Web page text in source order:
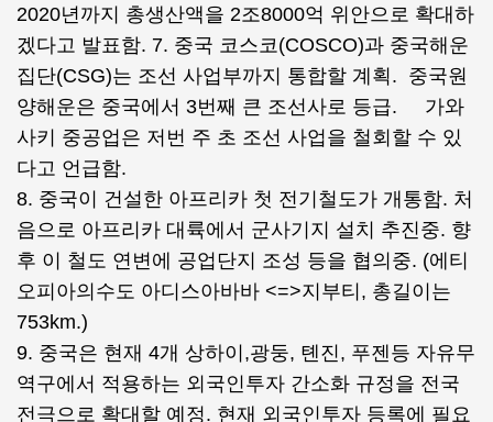
2020년까지 총생산액을 2조8000억 위안으로 확대하
겠다고 발표함. 7. 중국 코스코(COSCO)과 중국해운
집단(CSG)는 조선 사업부까지 통합할 계획. 중국원
양해운은 중국에서 3번째 큰 조선사로 등급. 가와
사키 중공업은 저번 주 초 조선 사업을 철회할 수 있
다고 언급함.
8. 중국이 건설한 아프리카 첫 전기철도가 개통함. 처
음으로 아프리카 대륙에서 군사기지 설치 추진중. 향
후 이 철도 연변에 공업단지 조성 등을 협의중. (에티
오피아의수도 아디스아바바 <=>지부티, 총길이는
753km.)
9. 중국은 현재 4개 상하이,광둥, 톈진, 푸젠등 자유무
역구에서 적용하는 외국인투자 간소화 규정을 전국
전극으로 확대할 예정. 현재 외국인투자 등록에 필요